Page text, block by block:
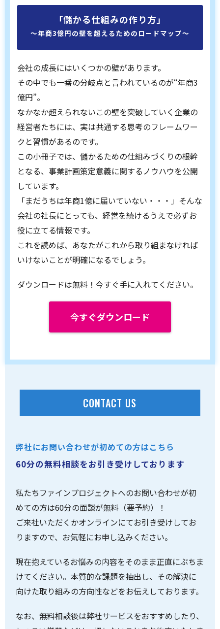
「儲かる仕組みの作り方」
〜年商3億円の壁を超えるためのロードマップ〜
会社の成長にはいくつかの壁があります。
その中でも一番の分岐点と言われているのが“年商3
億円”。
なかなか超えられないこの壁を突破していく企業の
経営者たちには、実は共通する思考のフレームワー
クと習慣があるのです。
この小冊子では、儲かるための仕組みづくりの根幹
となる、事業計画策定意義に関するノウハウを公開
しています。
「まだうちは年商1億に届いていない・・・」そんな
会社の社長にとっても、経営を続けるうえで必ずお
役に立てる情報です。
これを読めば、あなたがこれから取り組まなければ
いけないことが明確になるでしょう。
ダウンロードは無料！今すぐ手に入れてください。
今すぐダウンロード
CONTACT US
弊社にお問い合わせが初めての方はこちら
60分の無料相談をお引き受けしております
私たちファインプロジェクトへのお問い合わせが初
めての方は60分の面談が無料（要予約）！
ご来社いただくかオンラインにてお引き受けしてお
りますので、お気軽にお申し込みください。
現在抱えているお悩みの内容をそのまま正直にぶちま
けてください。本質的な課題を抽出し、その解決に
向けた取り組みの方向性などをお伝えしております。
なお、無料相談後は弊社サービスをおすすめしたり、